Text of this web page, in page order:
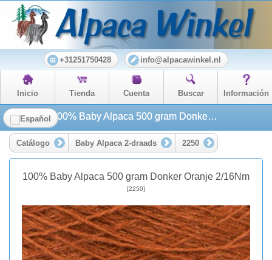
+31251750428 info@alpacawinkel.nl
Inicio Tienda Cuenta Buscar Información
100% Baby Alpaca 500 gram Donker Oranje 2/16Nm
Catálogo Baby Alpaca 2-draads 2250
100% Baby Alpaca 500 gram Donker Oranje 2/16Nm
[2250]